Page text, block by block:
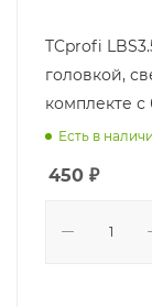
TCprofi
головкой,
комплекте с
Есть в
450 ₽